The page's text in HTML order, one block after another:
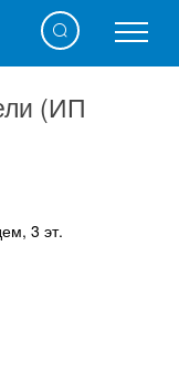
(ИП
3 эт.